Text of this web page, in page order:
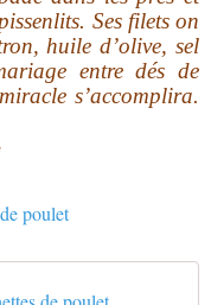
Ses filets on
huile d’olive, sel
entre dés de
s’accomplira.